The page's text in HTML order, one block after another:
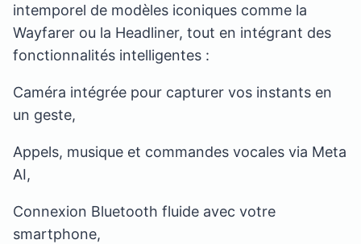
intemporel de modèles iconiques comme la
Wayfarer ou la Headliner, tout en intégrant des
fonctionnalités intelligentes :
Caméra intégrée pour capturer vos instants en
un geste,
Appels, musique et commandes vocales via Meta
AI,
Connexion Bluetooth fluide avec votre
smartphone,